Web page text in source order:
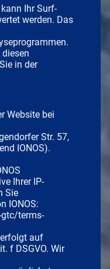
Ihr Surf-
werden. Das
in der
Website bei
Str. 57,
IONOS).
Ihrer IP-
Sie
IONOS:
terms-
erfolgt auf
f DSGVO. Wir